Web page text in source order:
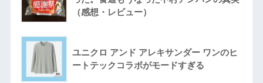
（感想・レビュー）
ユニクロ アンド アレキサンダー ワンのヒ
ートテックコラボがモードすぎる